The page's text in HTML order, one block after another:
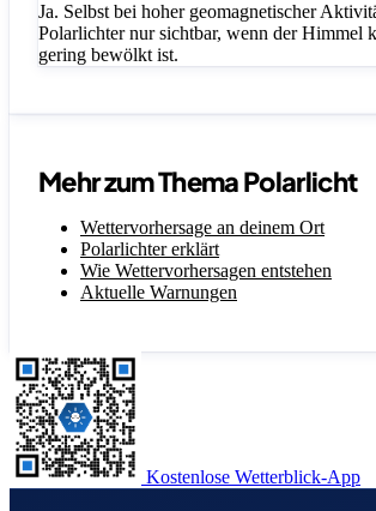
Ja. Selbst bei hoher geomagnetischer
Polarlichter nur sichtbar, wenn der Himmel
gering bewölkt ist.
Mehr zum Thema Polarlicht
Wettervorhersage an deinem Ort
Polarlichter erklärt
Wie Wettervorhersagen entstehen
Aktuelle Warnungen
Kostenlose Wetterblick-App